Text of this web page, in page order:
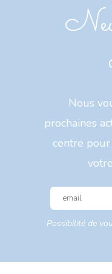
Nous
prochaines
centre
Possibilité de